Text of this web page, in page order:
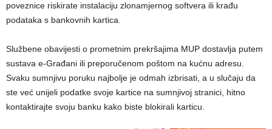
poveznice riskirate instalaciju zlonamjernog softvera ili krađu
podataka s bankovnih kartica.
Službene obavijesti o prometnim prekršajima MUP dostavlja putem
sustava e-Građani ili preporučenom poštom na kućnu adresu.
Svaku sumnjivu poruku najbolje je odmah izbrisati, a u slučaju da
ste već unijeli podatke svoje kartice na sumnjivoj stranici, hitno
kontaktirajte svoju banku kako biste blokirali karticu.